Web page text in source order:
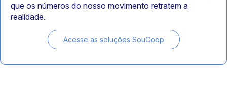
que os números do nosso movimento retratem a
realidade.
Acesse as soluções SouCoop